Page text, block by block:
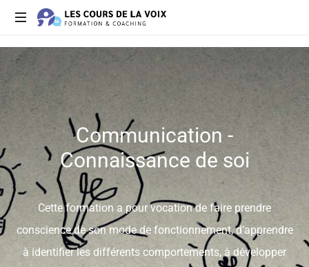
Des
à
écoute
Communication -
Connaissance de soi
Cette formation a pour vocation de faire prendre
conscience de son mode de fonctionnement, d’apprendre
à identifier les différents comportements, à développer